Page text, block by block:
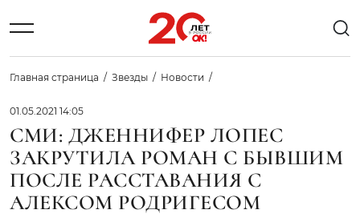
Главная страница Звезды Новости
01.05.2021 14:05
СМИ: ДЖЕННИФЕР ЛОПЕС
ЗАКРУТИЛА РОМАН С БЫВШИМ
ПОСЛЕ РАССТАВАНИЯ С
АЛЕКСОМ РОДРИГЕСОМ